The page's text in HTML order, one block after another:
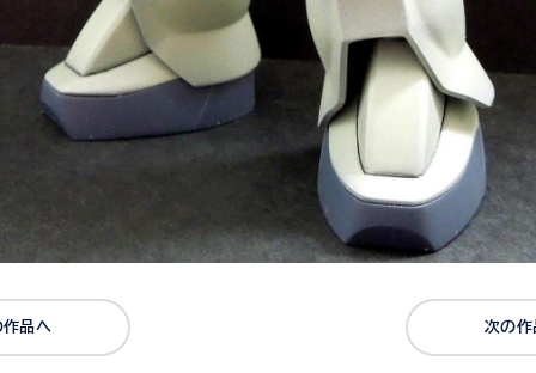
作品へ 次の作